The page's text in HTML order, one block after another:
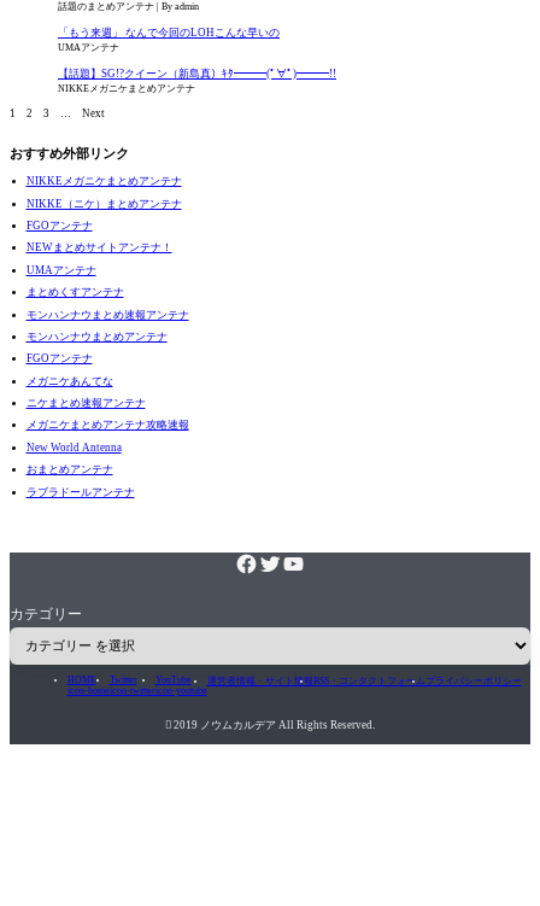
話題のまとめアンテナ By admin
「もう来週」 なんで今回のLOHこんな早いの
UMAアンテナ
【話題】SG!?クイーン（新島真）ｷﾀ━━━(ﾟ∀ﾟ)━━━!!
NIKKEメガニケまとめアンテナ
1 2 3 … Next
おすすめ外部リンク
NIKKEメガニケまとめアンテナ
NIKKE（ニケ）まとめアンテナ
FGOアンテナ
NEWまとめサイトアンテナ！
UMAアンテナ
まとめくすアンテナ
モンハンナウまとめ速報アンテナ
モンハンナウまとめアンテナ
FGOアンテナ
メガニケあんてな
ニケまとめ速報アンテナ
メガニケまとめアンテナ攻略速報
New World Antenna
おまとめアンテナ
ラブラドールアンテナ
カテゴリー
HOME
icon-home
Twitter
icon-twitter
YouTube
icon-youtube
運営者情報・サイト情報RSS・コンタクトフォームプライバシーポリシー
 2019 ノウムカルデア All Rights Reserved.